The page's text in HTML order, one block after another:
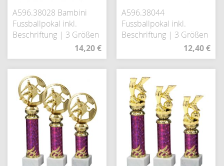
A596.38028 Bambini
Fussballpokal inkl.
Beschriftung | 3 Größen
14,20 €
A596.38044
Fussballpokal inkl.
Beschriftung | 3 Größen
12,40 €